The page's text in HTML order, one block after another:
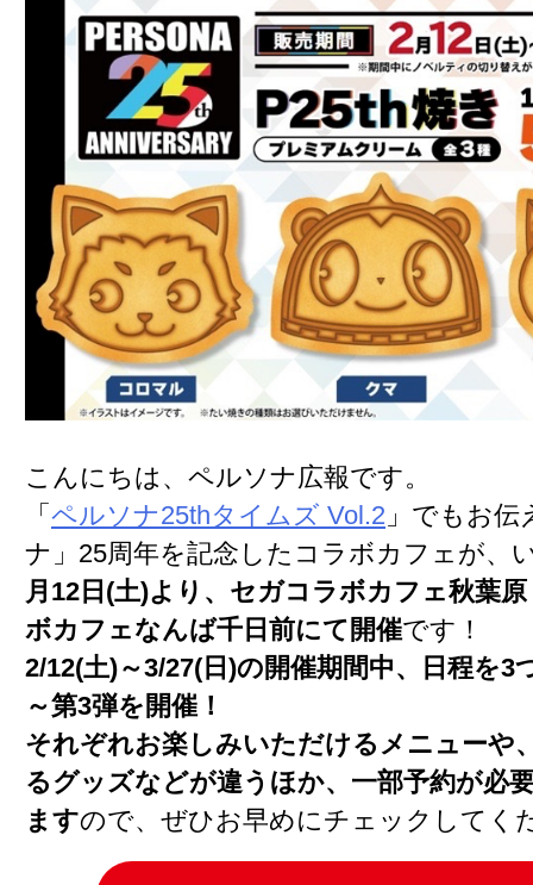
こんにちは、ペルソナ広報です。
「 ペルソナ25thタイムズ Vol.2 」でもお
ナ」25周年を記念したコラボカフェが、
月12日(土)より、セガコラボカフェ秋葉
ボカフェなんば千日前にて開催です！
2/12(土)～3/27(日)の開催期間中、日程を3
～第3弾を開催！
それぞれお楽しみいただけるメニューや
るグッズなどが違うほか、一部予約が必
ますので、ぜひお早めにチェックしてく